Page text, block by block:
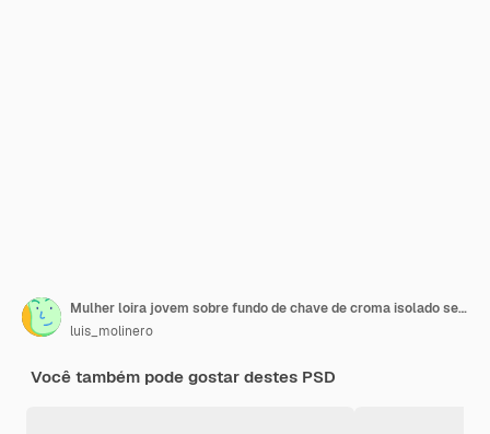
Mulher loira jovem sobre fundo de chave de croma isolado segurando um soro Retrato em close-up
luis_molinero
Você também pode gostar destes PSD